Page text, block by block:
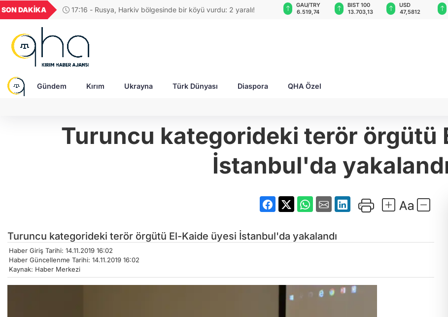
SON DAKİKA
17:04 - Rus ordusuna SİHA üreten şirketin CEO'su bombalı
GEL
18,1955
16,2449
28,0626
0,0018
6.519,74
BIST 100
13.703,13
USD
47,5812
EUR
55,0603
Gündem Kırım Ukrayna Türk Dünyası Diaspora QHA Özel
Turuncu kategorideki terör örgütü
İstanbul'da
Turuncu kategorideki terör örgütü El-Kaide üyesi İstanbul'da yakalandı
Haber Giriş Tarihi: 14.11.2019 16:02
Haber Güncellenme Tarihi: 14.11.2019 16:02
Kaynak: Haber Merkezi